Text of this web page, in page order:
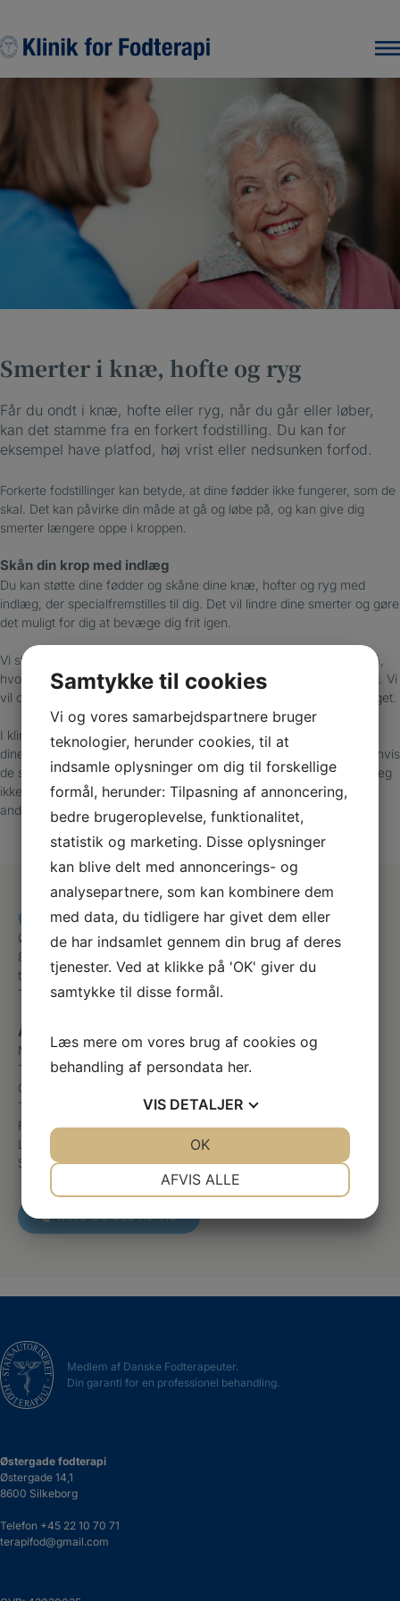
indholdet
Smerter i knæ, hofte og ryg
Får du ondt i knæ, hofte eller ryg, når du går eller løber,
kan det stamme fra en forkert fodstilling. Du kan for
eksempel have platfod, høj vrist eller nedsunken forfod.
Forkerte fodstillinger kan betyde, at dine fødder ikke fungerer, som de
skal. Det kan påvirke din måde at gå og løbe på, og kan give dig
smerter længere oppe i kroppen.
Skån din krop med indlæg
Du kan støtte dine fødder og skåne dine knæ, hofter og ryg med
indlæg, der specialfremstilles til dig. Det vil lindre dine smerter og gøre
det muligt for dig at bevæge dig frit igen.
Vi starter med at undersøge dine fødder og ben grundigt, og ser på,
hvordan du går og eventuelt løber, inden vi fremstiller indlæg til dig. Vi
vil også spørge dig om, hvor du har ondt, og om du ellers fejler noget.
I klinikken hjælper vi dig også med at finde sko, der passer til både
dine fødder og indlæg. Vi kan lave indlæg til dine nuværende sko, hvis
de støtter dine fødder, som de skal. Det kan dog ske, at et par indlæg
ikke passer til alle dine sko, så du er nødt til at få flere indlæg eller
andre sko.
Østergade fodterapi
Østergade 14,1
8600 Silkeborg
terapifod@gmail.com
Telefon+45 22 10 70 71
Åbningstider
Mandag
08:00 – 16:00
Tirsdag
08:00 – 16:00
Onsdag
Torsdag
08:00 – 14:45
Fredag
Efter aftale
Lørdag
Søndag
Lukket
RING OG BESTIL TID
Medlem af Danske Fodterapeuter.
Din garanti for en professionel behandling.
Østergade fodterapi
Østergade 14,1
8600 Silkeborg
Telefon +45 22 10 70 71
terapifod@gmail.com
Samtykke til cookies
Vi og vores samarbejdspartnere bruger
teknologier, herunder cookies, til at
indsamle oplysninger om dig til forskellige
formål, herunder: Tilpasning af annoncering,
bedre brugeroplevelse, funktionalitet,
statistik og marketing. Disse oplysninger
kan blive delt med annoncerings- og
analysepartnere, som kan kombinere dem
med data, du tidligere har givet dem eller
de har indsamlet gennem din brug af deres
tjenester. Ved at klikke på 'OK' giver du
samtykke til disse formål.
Læs mere om vores brug af cookies og
behandling af persondata her.
VIS DETALJER
MARKETING
AFVIS ALLE
OK